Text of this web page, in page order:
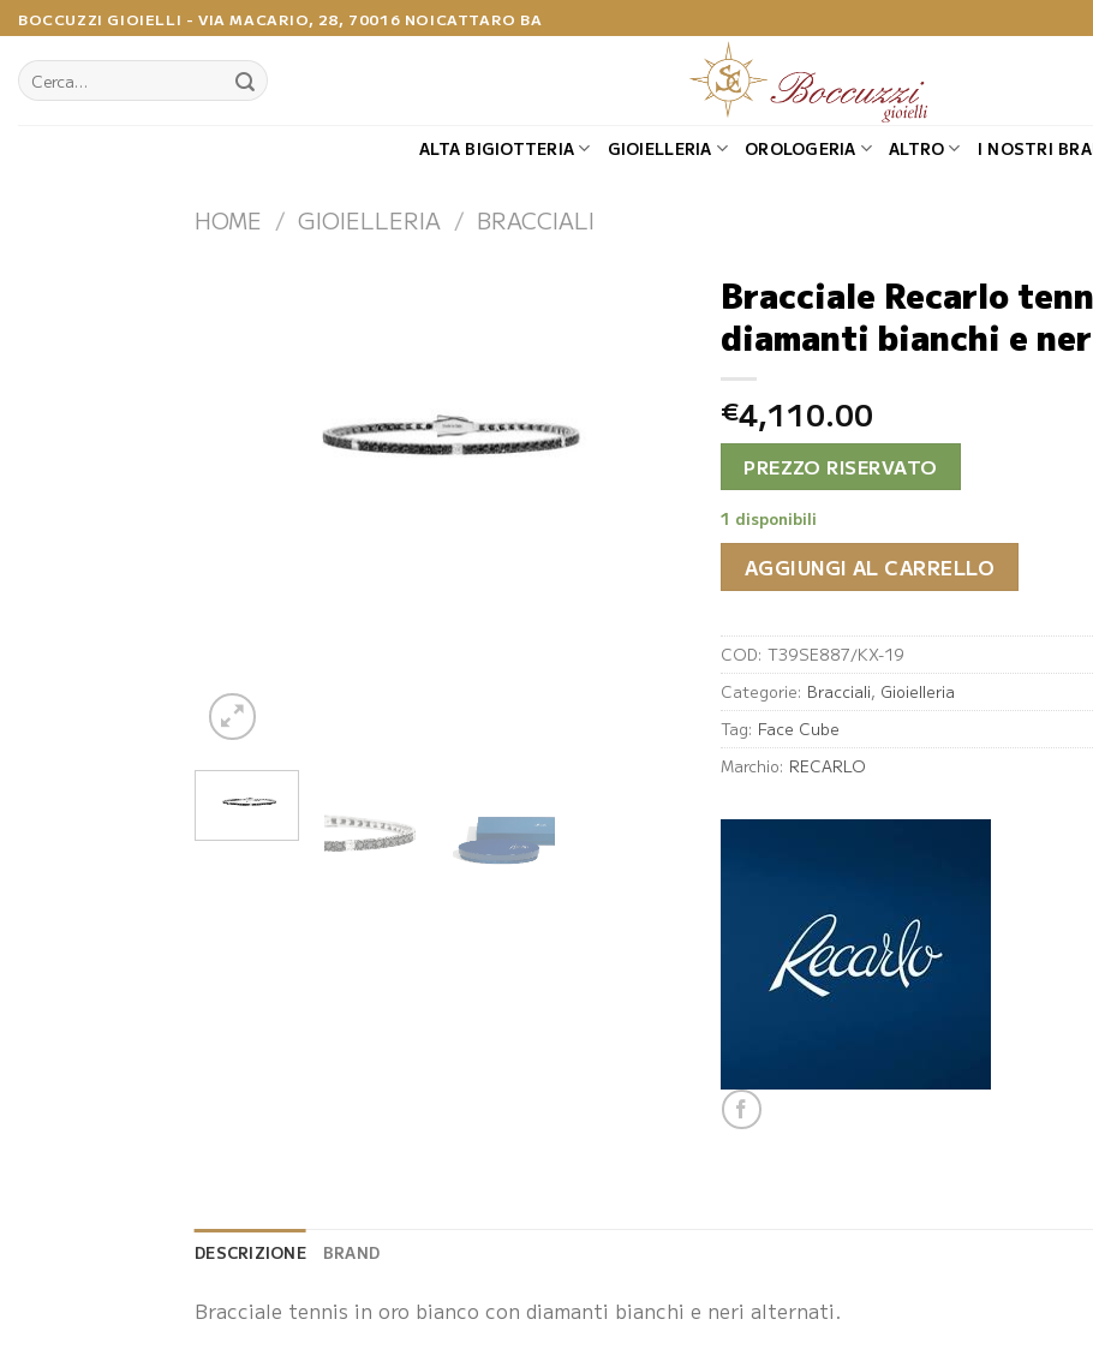
Salta
ai
contenuti
BOCCUZZI GIOIELLI - VIA MACARIO, 28, 70016 NOICATTARO BA
Cerca:
ALTA BIGIOTTERIA GIOIELLERIA OROLOGERIA ALTRO I NOSTRI
HOME / GIOIELLERIA / BRACCIALI
Bracciale Recarlo
diamanti bianchi e
€4,110.00
PREZZO RISERVATO
1 disponibili
AGGIUNGI AL CARRELLO
COD: T39SE887/KX-19
Categorie: Bracciali, Gioielleria
Tag: Face Cube
Marchio: RECARLO
DESCRIZIONE BRAND
Bracciale tennis in oro bianco con diamanti bianchi e neri alternati.